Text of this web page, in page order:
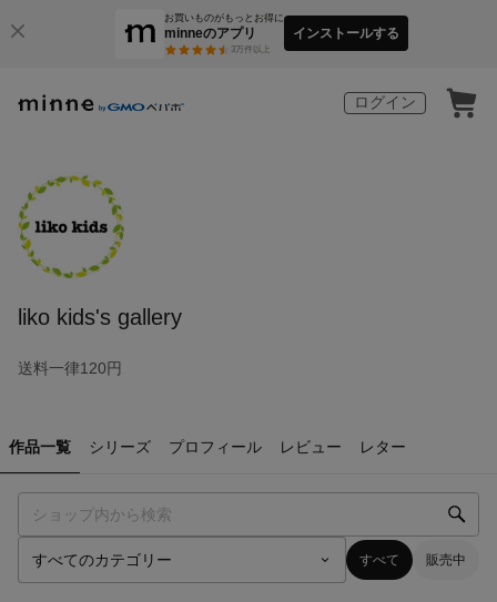
お買いものがもっとお得に
minneのアプリ
3万件以上
インストールする
ログイン
liko kids's gallery
送料一律120円
作品一覧 シリーズ プロフィール レビュー レター
すべて 販売中